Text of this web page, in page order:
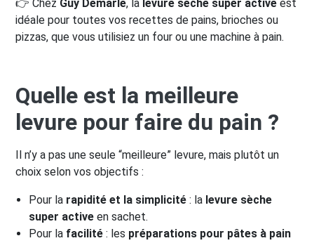
👉 Chez Guy Demarle, la levure sèche super active est
idéale pour toutes vos recettes de pains, brioches ou
pizzas, que vous utilisiez un four ou une machine à pain.
Quelle est la meilleure
levure pour faire du pain ?
Il n’y a pas une seule “meilleure” levure, mais plutôt un
choix selon vos objectifs :
Pour la rapidité et la simplicité : la levure sèche
super active en sachet.
Pour la facilité : les préparations pour pâtes à pain